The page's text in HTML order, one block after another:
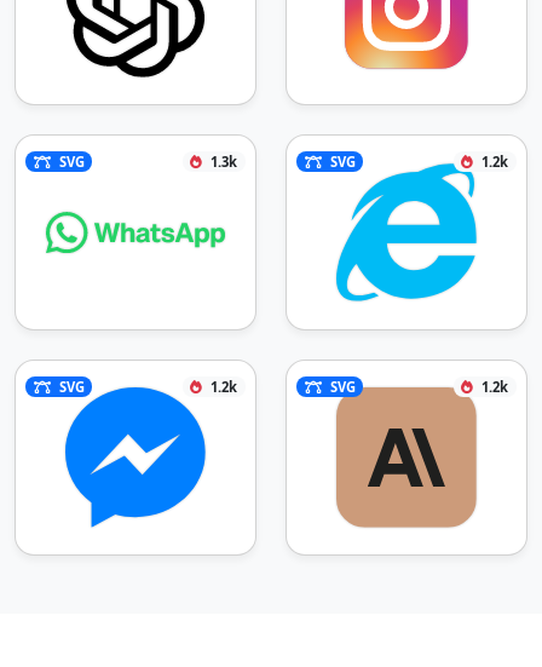
SVG 1.3k SVG 1.2k
SVG 1.2k SVG 1.2k